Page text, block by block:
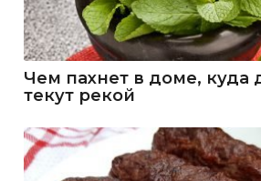
Чем пахнет в доме, куда
текут рекой